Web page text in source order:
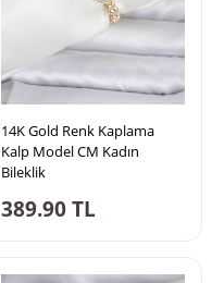
14K Gold Renk Kaplama
Kalp Model CM Kadın
Bileklik
389.90TL